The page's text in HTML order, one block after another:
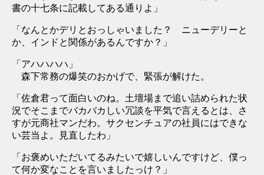
書の十七条に記載してある通りよ」
「なんとかデリとおっしゃいました？ ニューデリーと
か、インドと関係があるんですか？」
「アハハハハ」
森下常務の爆笑のおかげで、緊張が解けた。
「佐倉君って面白いのね。土壇場まで追い詰められた状
況でそこまでバカバカしい冗談を平気で言えるとは、さ
すが元商社マンだわ。サクセンチュアの社員にはできな
い芸当よ。見直したわ」
「お褒めいただいてるみたいで嬉しいんですけど、僕っ
て何か変なことを言いましたっけ？」